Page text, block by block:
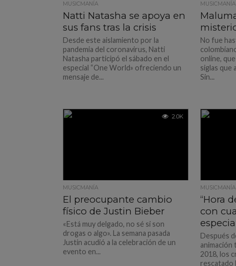
MUSICMANÍA
Natti Natasha se apoya en
sus fans tras la crisis
Desde este aislamiento por la
pandemia del coronavirus, Natti
Natasha participó el sábado en el
especial “One World» ofreciendo un
mensaje de...
MUSICMANÍA
No fue
online,
siglas que
Sin...
2.0K
MUSICMANÍA
El preocupante cambio
físico de Justin Bieber
«Está muy delgado, no sé si son
drogas o algo». La semana pasada
Justin acudió a la celebración de un
evento en...
MUSICMANÍA
“Hora
con
Después
animación
2018, los
rescatado